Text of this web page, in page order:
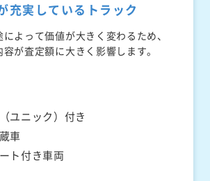
充実しているトラック
によって価値が大きく変わるため、
が査定額に大きく影響します。
ユニック）付き
車
ト付き車両